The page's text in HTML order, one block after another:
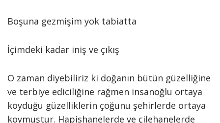
Boşuna gezmişim yok tabiatta
İçimdeki kadar iniş ve çıkış
O zaman diyebiliriz ki doğanın bütün güzelliğine
ve terbiye ediciliğine rağmen insanoğlu ortaya
koyduğu güzelliklerin çoğunu şehirlerde ortaya
koymuştur. Hapishanelerde ve çilehanelerde